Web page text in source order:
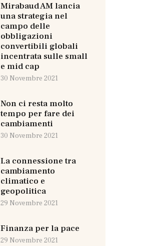
Mirabaud AM lancia
una strategia nel
campo delle
obbligazioni
convertibili globali
incentrata sulle small
e mid cap
30 Novembre 2021
Non ci resta molto
tempo per fare dei
cambiamenti
30 Novembre 2021
La connessione tra
cambiamento
climatico e
geopolitica
29 Novembre 2021
Finanza per la pace
29 Novembre 2021